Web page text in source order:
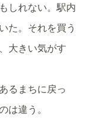
しれない。駅内
た。それを買う
大きい気がす
るまちに戻っ
は違う。